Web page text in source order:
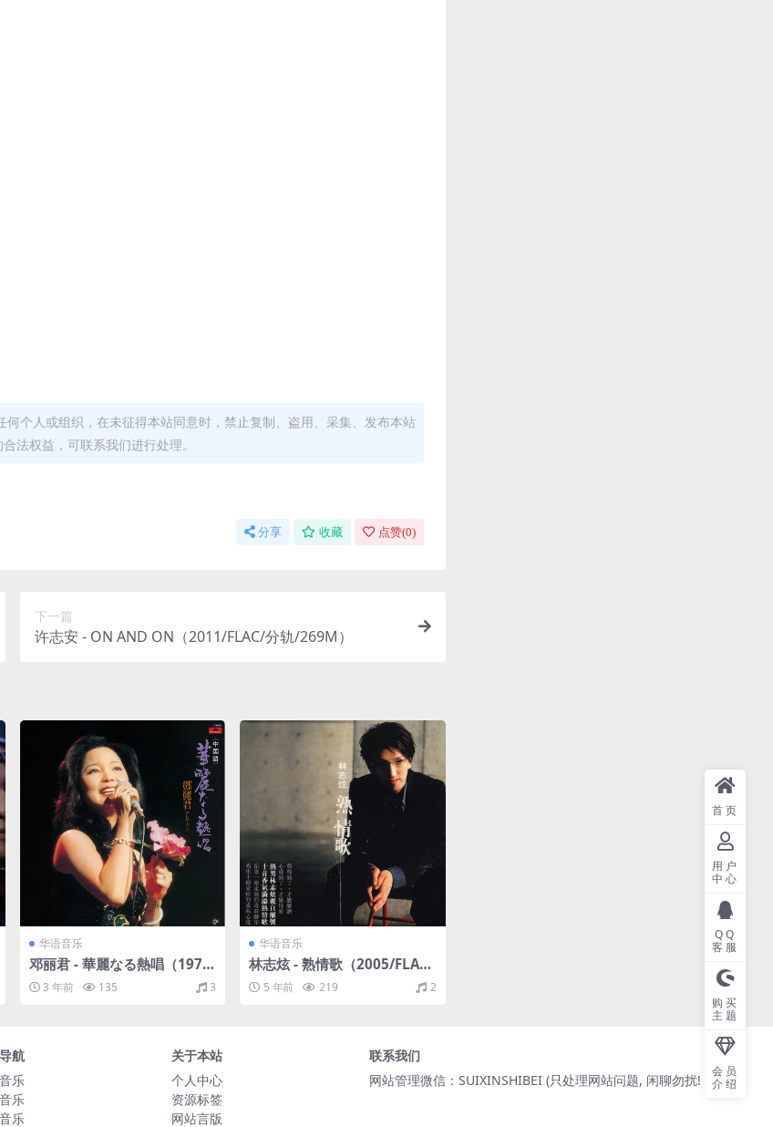
个人或组织，在未征得本站同意时，禁止复制、盗用、采集、发布本站
法权益，可联系我们进行处理。
分享 收藏 点赞(0)
下一篇
许志安 - ON AND ON（2011/FLAC/分轨/269M）
华语音乐
邓丽君 - 華麗なる熱唱（1979/
FLAC/分轨/343M）
3 年前 135 3
华语音乐
林志炫 - 熟情歌（2005/FLAC/
分轨/338M）
5 年前 219 2
航
乐
乐
乐
关于本站
个人中心
资源标签
网站言版
联系我们
网站管理微信：SUIXINSHIBEI (只处理网站问题, 闲聊勿扰! )
首页
用户
中心
QQ
客服
购买
主题
会员
介绍